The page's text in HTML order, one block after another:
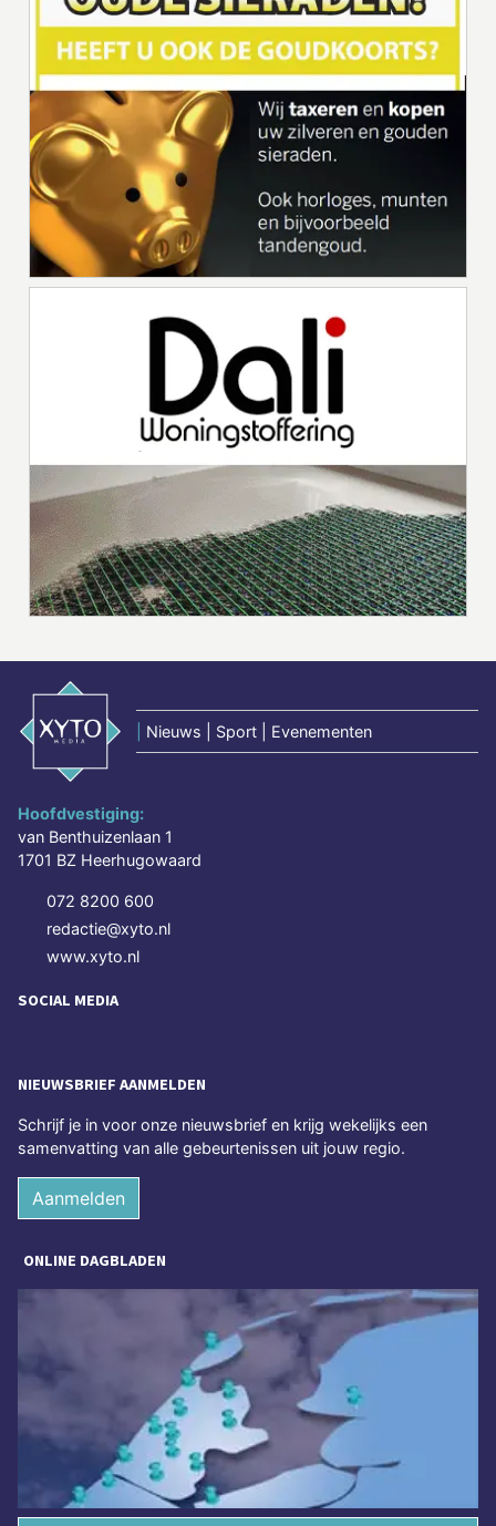
Nieuws | Sport | Evenementen
Hoofdvestiging:
van Benthuizenlaan 1
1701 BZ Heerhugowaard
072 8200 600
redactie@xyto.nl
www.xyto.nl
SOCIAL MEDIA
NIEUWSBRIEF AANMELDEN
Schrijf je in voor onze nieuwsbrief en krijg wekelijks een
samenvatting van alle gebeurtenissen uit jouw regio.
Aanmelden
ONLINE DAGBLADEN